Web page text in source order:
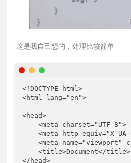
这是我自己想的，处理比较简单
<!DOCTYPE html>
<html lang="en">
<head>
    <meta charset="UTF-8">
<meta http-equiv="X-
<meta name="viewport"
    <title>Document</title>
</head>